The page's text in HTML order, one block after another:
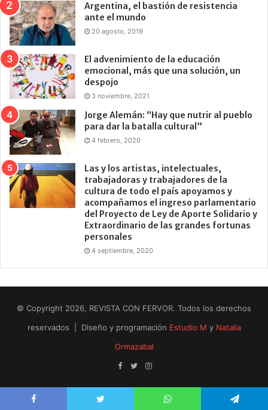
Argentina, el bastión de resistencia
ante el mundo
20 agosto, 2019
El advenimiento de la educación
emocional, más que una solución, un
despojo
3 noviembre, 2021
Jorge Alemán: “Hay que nutrir al pueblo
para dar la batalla cultural”
4 febrero, 2020
Las y los artistas, intelectuales,
trabajadoras y trabajadores de la
cultura de todo el país apoyamos y
acompañamos el ingreso parlamentario
del Proyecto de Ley de Aporte Solidario y
Extraordinario de las grandes fortunas
personales
4 septiembre, 2020
© Copyright 2026, REVISTA CON FERVOR. Todos los derechos
reservados | Diseño y programación Estudio M y Natalia
Ormazabal